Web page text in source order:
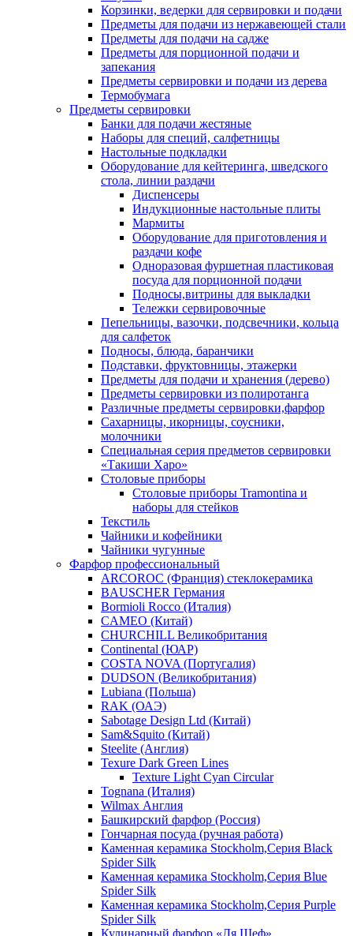
Корзинки, ведерки для сервировки и подачи
Предметы для подачи из нержавеющей стали
Предметы для подачи на садже
Предметы для порционной подачи и
запекания
Предметы сервировки и подачи из дерева
Термобумага
Предметы сервировки
Банки для подачи жестяные
Наборы для специй, салфетницы
Настольные подкладки
Оборудование для кейтеринга, шведского
стола, линии раздачи
Диспенсеры
Индукционные настольные плиты
Мармиты
Оборудование для приготовления и
раздачи кофе
Одноразовая фуршетная пластиковая
посуда для порционной подачи
Подносы,витрины для выкладки
Тележки сервировочные
Пепельницы, вазочки, подсвечники, кольца
для салфеток
Подносы, блюда, баранчики
Подставки, фруктовницы, этажерки
Предметы для подачи и хранения (дерево)
Предметы сервировки из полиротанга
Различные предметы сервировки,фарфор
Сахарницы, икорницы, соусники,
молочники
Специальная серия предметов сервировки
«Такиши Харо»
Столовые приборы
Столовые приборы Trаmоntina и
наборы для стейков
Текстиль
Чайники и кофейники
Чайники чугунные
Фарфор профессиональный
ARCOROC (Франция) стеклокерамика
BAUSCHER Германия
Bormioli Rocco (Италия)
CAMEO (Китай)
CHURCHILL Великобритания
Continental (ЮАР)
COSTA NOVA (Португалия)
DUDSON (Великобритания)
Lubiana (Польша)
RAK (ОАЭ)
Sabotage Design Ltd (Китай)
Sam&Squito (Китай)
Steelite (Англия)
Texure Dark Green Lines
Texture Light Cyan Circular
Tognana (Италия)
Wilmax Англия
Башкирский фарфор (Россия)
Гончарная посуда (ручная работа)
Каменная керамика Stockholm,Серия Black
Spider Silk
Каменная керамика Stockholm,Серия Blue
Spider Silk
Каменная керамика Stockholm,Серия Purple
Spider Silk
Кулинарный фарфор «Ля Шеф»